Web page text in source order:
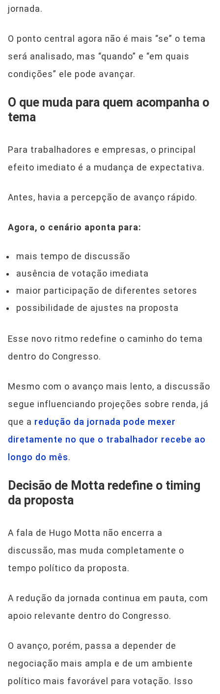
jornada.
O ponto central agora não é mais “se” o tema
será analisado, mas “quando” e “em quais
condições” ele pode avançar.
O que muda para quem acompanha o
tema
Para trabalhadores e empresas, o principal
efeito imediato é a mudança de expectativa.
Antes, havia a percepção de avanço rápido.
Agora, o cenário aponta para:
mais tempo de discussão
ausência de votação imediata
maior participação de diferentes setores
possibilidade de ajustes na proposta
Esse novo ritmo redefine o caminho do tema
dentro do Congresso.
Mesmo com o avanço mais lento, a discussão
segue influenciando projeções sobre renda, já
que a redução da jornada pode mexer
diretamente no que o trabalhador recebe ao
longo do mês.
Decisão de Motta redefine o timing
da proposta
A fala de Hugo Motta não encerra a
discussão, mas muda completamente o
tempo político da proposta.
A redução da jornada continua em pauta, com
apoio relevante dentro do Congresso.
O avanço, porém, passa a depender de
negociação mais ampla e de um ambiente
político mais favorável para votação. Isso